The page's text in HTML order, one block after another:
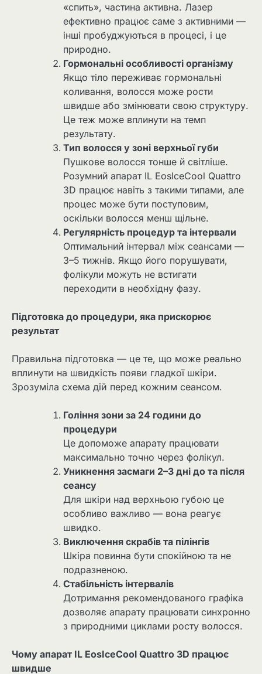
«спить», частина активна. Лазер
ефективно працює саме з активними —
інші пробуджуються в процесі, і це
природно.
Гормональні особливості організму
Якщо тіло переживає гормональні
коливання, волосся може рости
швидше або змінювати свою структуру.
Це теж може вплинути на темп
результату.
Тип волосся у зоні верхньої губи
Пушкове волосся тонше й світліше.
Розумний апарат IL EosIceCool Quattro
3D працює навіть з такими типами, але
процес може бути поступовим,
оскільки волосся менш щільне.
Регулярність процедур та інтервали
Оптимальний інтервал між сеансами —
3–5 тижнів. Якщо його порушувати,
фолікули можуть не встигати
переходити в необхідну фазу.
Підготовка до процедури, яка прискорює
результат
Правильна підготовка — це те, що може реально
вплинути на швидкість появи гладкої шкіри.
Зрозуміла схема дій перед кожним сеансом.
Гоління зони за 24 години до
процедури
Це допоможе апарату працювати
максимально точно через фолікул.
Уникнення засмаги 2–3 дні до та після
сеансу
Для шкіри над верхньою губою це
особливо важливо — вона реагує
швидко.
Виключення скрабів та пілінгів
Шкіра повинна бути спокійною та не
подразненою.
Стабільність інтервалів
Дотримання рекомендованого графіка
дозволяє апарату працювати синхронно
з природними циклами росту волосся.
Чому апарат IL EosIceCool Quattro 3D працює
швидше